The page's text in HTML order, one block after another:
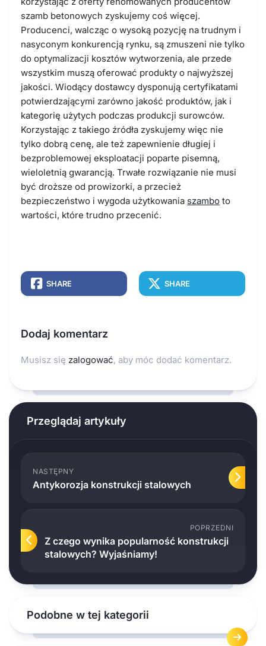
szamb betonowych zyskujemy coś więcej.
Producenci, walcząc o wysoką pozycję na trudnym i
nasyconym konkurencją rynku, są zmuszeni nie tylko
do optymalizacji kosztów wytworzenia, ale przede
wszystkim muszą oferować produkty o najwyższej
jakości. Wiodący dostawcy dysponują certyfikatami
potwierdzającymi zarówno jakość produktów, jak i
kategorię użytych podczas produkcji surowców.
Korzystając z takiego źródła zyskujemy więc nie
tylko dobrą cenę, ale też zapewnienie długiej i
bezproblemowej eksploatacji poparte pisemną,
wieloletnią gwarancją. Trwałe rozwiązanie nie musi
być droższe od prowizorki, a przecież
bezpieczeństwo i wygoda użytkowania szambo to
wartości, które trudno przecenić.
SHARE SHARE
Dodaj komentarz
Musisz się zalogować, aby móc dodać komentarz.
Przeglądaj artykuły
NASTĘPNY
Antykorozja konstrukcji stalowych
POPRZEDNI
Z czego wynika popularność konstrukcji
stalowych? Wyjaśniamy!
Podobne w tej kategorii